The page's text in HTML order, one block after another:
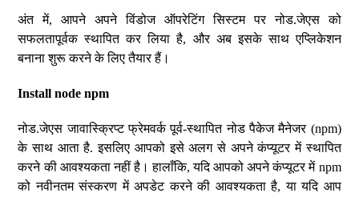
अंत में, आपने अपने विंडोज ऑपरेटिंग सिस्टम पर नोड.जेएस को
सफलतापूर्वक स्थापित कर लिया है, और अब इसके साथ एप्लिकेशन
बनाना शुरू करने के लिए तैयार हैं।
Install node npm
नोड.जेएस जावास्क्रिप्ट फ्रेमवर्क पूर्व-स्थापित नोड पैकेज मैनेजर (npm)
के साथ आता है. इसलिए आपको इसे अलग से अपने कंप्यूटर में स्थापित
करने की आवश्यकता नहीं है। हालाँकि, यदि आपको अपने कंप्यूटर में npm
को नवीनतम संस्करण में अपडेट करने की आवश्यकता है, या यदि आप